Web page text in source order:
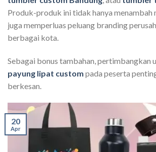
Produk-produk ini tidak hanya menambah
juga memperluas peluang branding
berbagai kota.
Sebagai bonus tambahan, pertimbangkan
payung lipat custom pada peserta
berkesan.
20
Apr